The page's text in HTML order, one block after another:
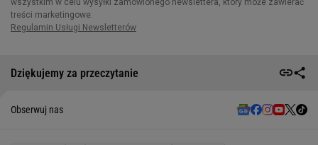
Dziękujemy za przeczytanie
Obserwuj nas